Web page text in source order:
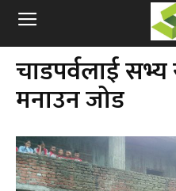
चाडपर्वलाई
मनाउन जोड